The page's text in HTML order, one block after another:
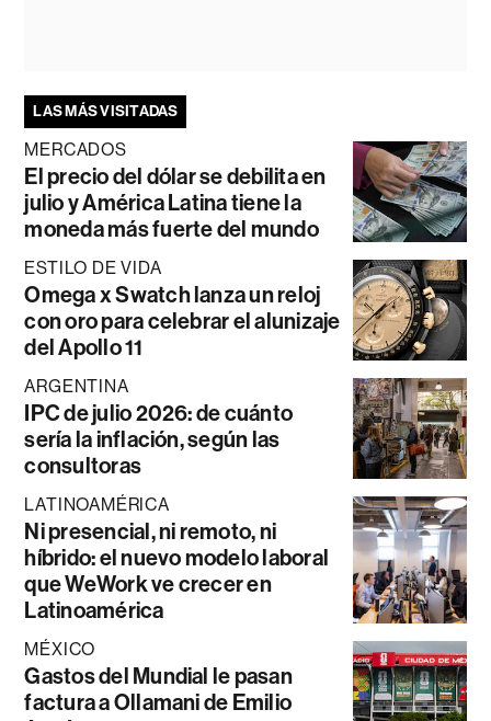
LAS MÁS VISITADAS
MERCADOS
El precio del dólar se debilita en
julio y América Latina tiene la
moneda más fuerte del mundo
ESTILO DE VIDA
Omega x Swatch lanza un reloj
con oro para celebrar el alunizaje
del Apollo 11
ARGENTINA
IPC de julio 2026: de cuánto
sería la inflación, según las
consultoras
LATINOAMÉRICA
Ni presencial, ni remoto, ni
híbrido: el nuevo modelo laboral
que WeWork ve crecer en
Latinoamérica
MÉXICO
Gastos del Mundial le pasan
factura a Ollamani de Emilio